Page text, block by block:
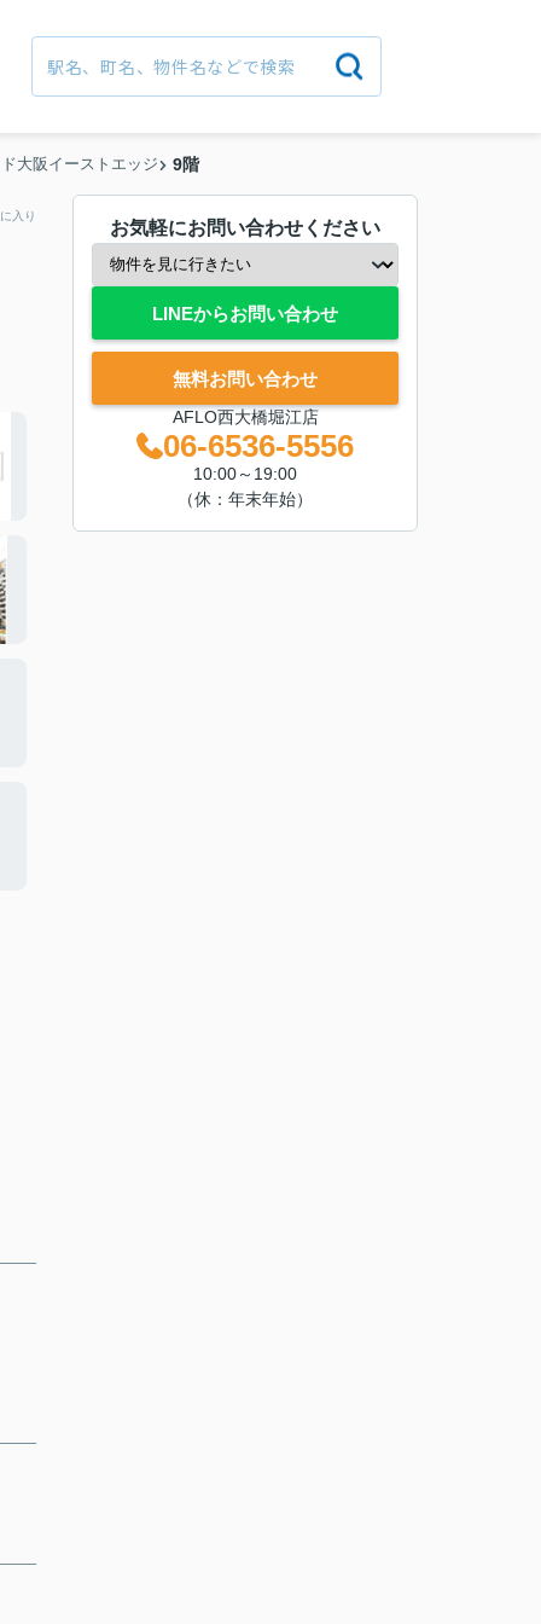
大阪イーストエッジ 9階
入り
お気軽にお問い合わせください
LINEからお問い合わせ
無料お問い合わせ
AFLO西大橋堀江店
06-6536-5556
10:00～19:00
（休：年末年始）